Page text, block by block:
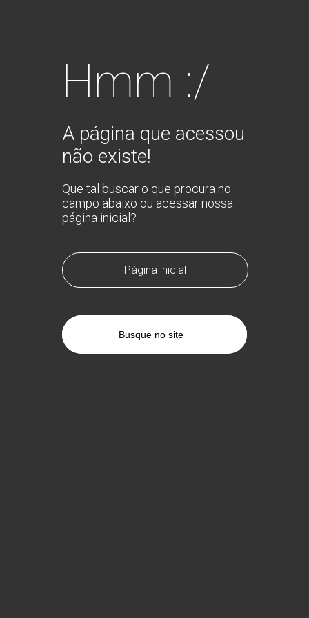
Hmm :/
A página que acessou
não existe!
Que tal buscar o que procura no
campo abaixo ou acessar nossa
página inicial?
Página inicial